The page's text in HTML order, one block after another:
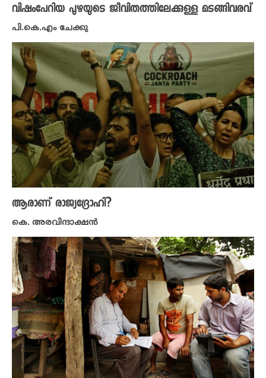
വിഷംപേറിയ പുഴയുടെ ജീവിതത്തിലേക്കുള്ള മടങ്ങിവരവ്
പി.കെ.എം ചേക്കു
ആരാണ് രാജ്യ​​ദ്രോഹി?
കെ. അരവിന്ദാക്ഷൻ